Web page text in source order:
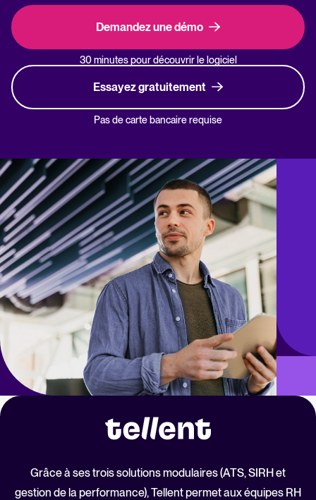
Demandez une démo
30 minutes pour découvrir le logiciel
Essayez gratuitement
Pas de carte bancaire requise
Grâce à ses trois solutions modulaires (ATS, SIRH et
gestion de la performance), Tellent permet aux équipes RH